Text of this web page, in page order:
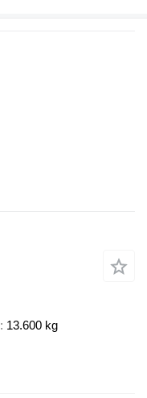
13.600 kg